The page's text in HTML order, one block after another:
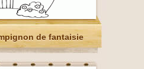
de fantaisie